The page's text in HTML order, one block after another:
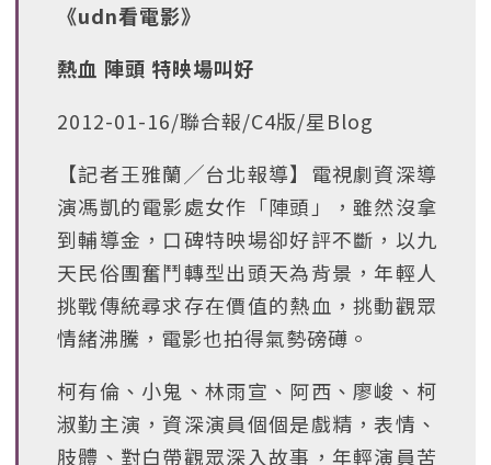
《udn看電影》
熱血 陣頭 特映場叫好
2012-01-16/聯合報/C4版/星Blog
【記者王雅蘭╱台北報導】電視劇資深導
演馮凱的電影處女作「陣頭」，雖然沒拿
到輔導金，口碑特映場卻好評不斷，以九
天民俗團奮鬥轉型出頭天為背景，年輕人
挑戰傳統尋求存在價值的熱血，挑動觀眾
情緒沸騰，電影也拍得氣勢磅礡。
柯有倫、小鬼、林雨宣、阿西、廖峻、柯
淑勤主演，資深演員個個是戲精，表情、
肢體、對白帶觀眾深入故事，年輕演員苦